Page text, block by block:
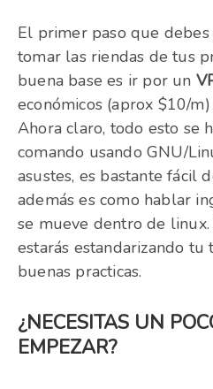
El primer paso que
tomar las riendas de tus
buena base es ir por un
económicos (aprox $10/
Ahora claro, todo esto se
comando usando GNU/
asustes, es bastante fácil
además es como hablar
se mueve dentro de
estarás estandarizando tu
buenas practicas.
¿NECESITAS UN
EMPEZAR?